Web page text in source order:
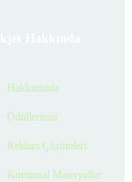
Hakkımızda
Ödüllerimiz
Reklam Çözümleri
Kurumsal Materyaller